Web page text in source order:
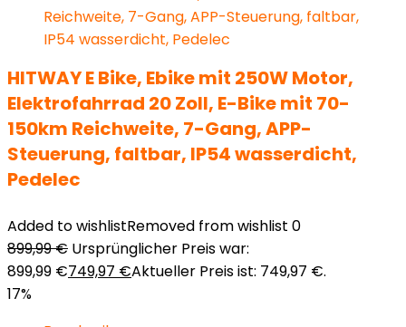
HITWAY E Bike, Ebike mit 250W Motor,
Elektrofahrrad 20 Zoll, E-Bike mit 70-
150km Reichweite, 7-Gang, APP-
Steuerung, faltbar, IP54 wasserdicht,
Pedelec
Added to wishlistRemoved from wishlist 0
899,99€ Ursprünglicher Preis war:
899,99 €749,97 €Aktueller Preis ist: 749,97 €.
17%